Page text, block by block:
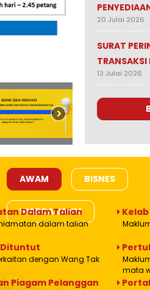
20 Julai 2026
SURAT
TRANSAKSI
13 Julai 2026
AWAM BISNES
WARGA JANM
Dalam Talian
dalam talian
Dituntut
dengan Wang Tak
mata
Piagam Pelanggan